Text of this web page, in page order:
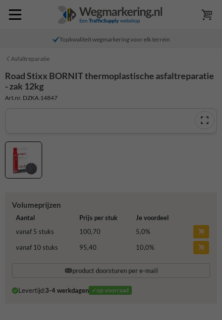
Topkwaliteit wegmarkering voor elk terrein
Asfaltreparatie
Road Stixx BORNIT thermoplastische asfaltreparatie
- zak 12kg
Art.nr. DZKA.14847
Volumeprijzen
Aantal Prijs per stuk
Je voordeel
vanaf 5 stuks
100,70 5,0%
vanaf 10 stuks
95,40 10,0%
product doorsturen per e-mail
Levertijd:3-4 werkdagen ✓op voorraad